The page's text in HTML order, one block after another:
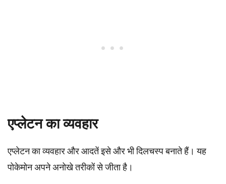
एप्लेटन का व्यवहार
एप्लेटन का व्यवहार और आदतें इसे और भी दिलचस्प बनाते हैं। यह
पोकेमोन अपने अनोखे तरीकों से जीता है।